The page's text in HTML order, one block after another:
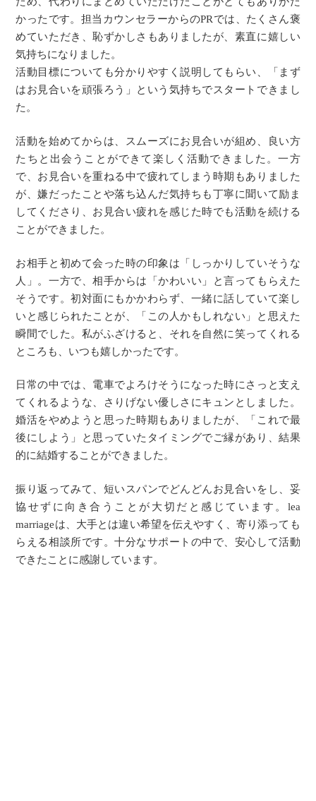
かったです。担当カウンセラーからのPRでは、たくさん褒
めていただき、恥ずかしさもありましたが、素直に嬉しい
気持ちになりました。
活動目標についても分かりやすく説明してもらい、「まず
はお見合いを頑張ろう」という気持ちでスタートできまし
た。
活動を始めてからは、スムーズにお見合いが組め、良い方
たちと出会うことができて楽しく活動できました。一方
で、お見合いを重ねる中で疲れてしまう時期もありました
が、嫌だったことや落ち込んだ気持ちも丁寧に聞いて励ま
してくださり、お見合い疲れを感じた時でも活動を続ける
ことができました。
お相手と初めて会った時の印象は「しっかりしていそうな
人」。一方で、相手からは「かわいい」と言ってもらえた
そうです。初対面にもかかわらず、一緒に話していて楽し
いと感じられたことが、「この人かもしれない」と思えた
瞬間でした。私がふざけると、それを自然に笑ってくれる
ところも、いつも嬉しかったです。
日常の中では、電車でよろけそうになった時にさっと支え
てくれるような、さりげない優しさにキュンとしました。
婚活をやめようと思った時期もありましたが、「これで最
後にしよう」と思っていたタイミングでご縁があり、結果
的に結婚することができました。
振り返ってみて、短いスパンでどんどんお見合いをし、妥
協せずに向き合うことが大切だと感じています。lea
marriageは、大手とは違い希望を伝えやすく、寄り添っても
らえる相談所です。十分なサポートの中で、安心して活動
できたことに感謝しています。